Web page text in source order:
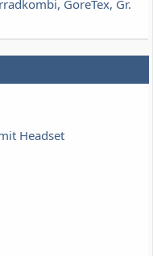
GoreTex, Gr.
Headset